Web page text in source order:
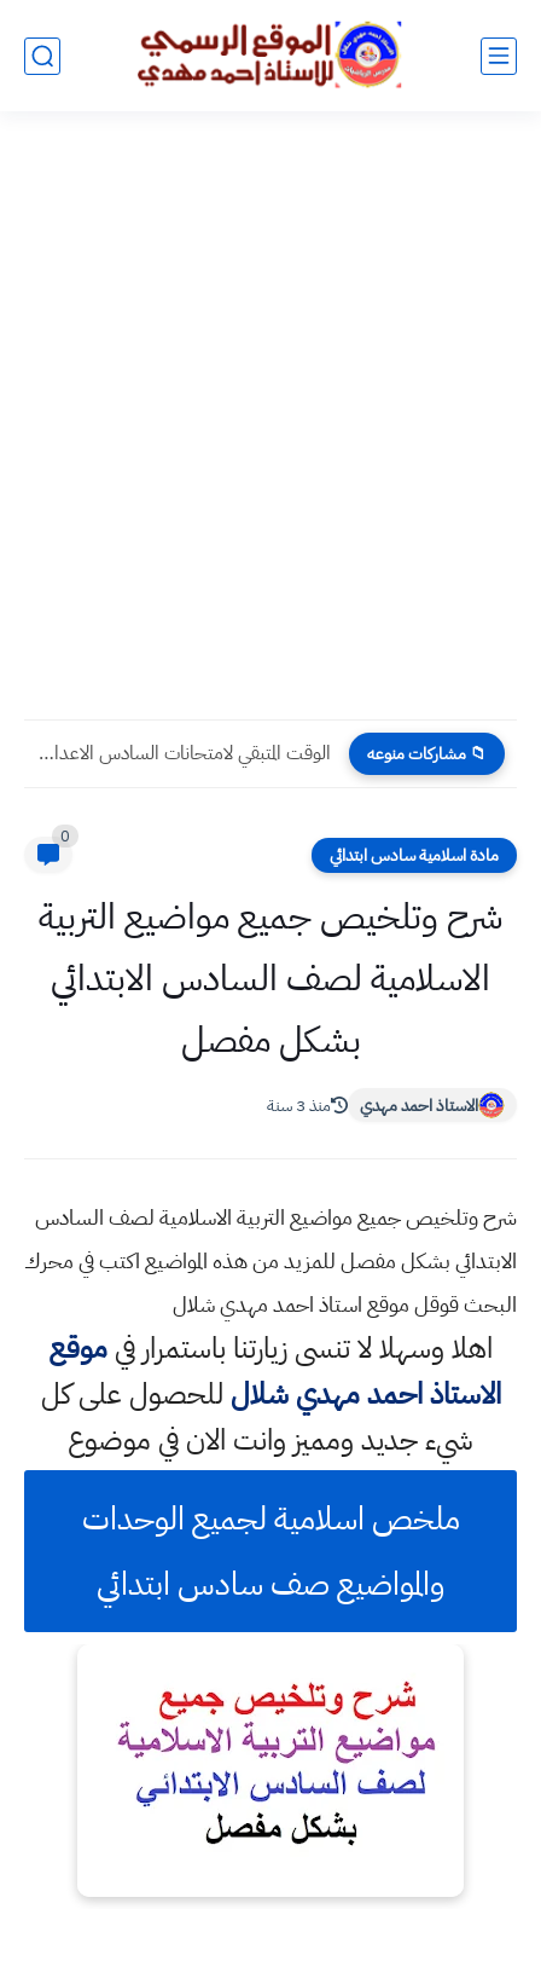
📁 مشاركات منوعه الوقت المتبقي لامتحانات السادس الاعدادي 2024 الوزارية الدور الثالث بالأيام...
مادة اسلامية سادس ابتدائي
0
شرح وتلخيص جميع مواضيع التربية
الاسلامية لصف السادس الابتدائي
بشكل مفصل
الاستاذ احمد مهدي منذ 3 سنة
شرح وتلخيص جميع مواضيع التربية الاسلامية لصف السادس
الابتدائي بشكل مفصل للمزيد من هذه المواضيع اكتب في محرك
البحث قوقل موقع استاذ احمد مهدي شلال
اهلا وسهلالا تنسى زيارتنا باستمرار فيموقع
الاستاذ احمد مهدي شلال للحصول على كل
شيء جديد ومميز وانت الان في موضوع
ملخص اسلامية لجميع الوحدات
والمواضيع صف سادس ابتدائي